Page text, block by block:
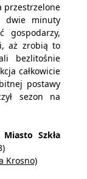
przestrzelone
dwie minuty
gospodarzy,
aż zrobią to
bezlitośnie
całkowicie
postawy
sezon na
Szkła
Krosno)